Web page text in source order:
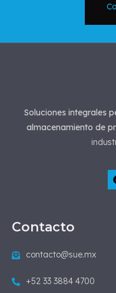
Soluciones integrales
almacenamiento de
Contacto
contacto@sue.mx
+52 33 3884 4700